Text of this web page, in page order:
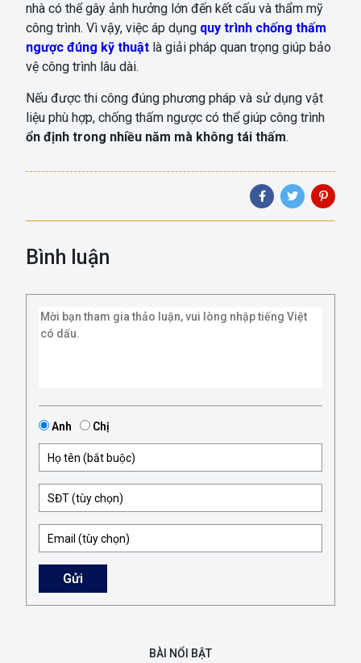
nhà có thể gây ảnh hưởng lớn đến kết cấu và thẩm mỹ
công trình. Vì vậy, việc áp dụng quy trình chống thấm
ngược đúng kỹ thuật là giải pháp quan trọng giúp bảo
vệ công trình lâu dài.
Nếu được thi công đúng phương pháp và sử dụng vật
liệu phù hợp, chống thấm ngược có thể giúp công trình
ổn định trong nhiều năm mà không tái thấm.
Bình luận
Anh Chị
Gửi
BÀI NỔI BẬT